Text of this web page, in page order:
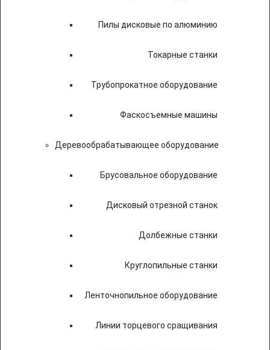
Пилы дисковые по алюминию
Токарные станки
Трубопрокатное оборудование
Фаскосъемные машины
Деревообрабатывающее оборудование
Брусовальное оборудование
Дисковый отрезной станок
Долбежные станки
Круглопильные станки
Ленточнопильное оборудование
Линии торцевого сращивания